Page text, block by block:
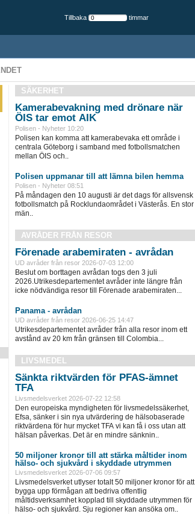
Tillbaka timmar
SÄKERHET
Kamerabevakning med drönare när
ÖIS tar emot AIK
Polisen - Nyheter 10:20
Polisen kan komma att kamerabevaka ett område i
centrala Göteborg i samband med fotbollsmatchen
mellan ÖIS och..
Polisen uppmanar till att lämna bilen hemma
Polisen - Nyheter 08:51
På måndagen den 10 augusti är det dags för allsvensk
fotbollsmatch på Rocklundaområdet i Västerås. En stor
män..
AVRÅDER FRÅN RESOR
Förenade arabemiraten - avrådan
UD avråder från resor 2026-07-03 12:00
Beslut om borttagen avrådan togs den 3 juli
2026.Utrikesdepartementet avråder inte längre från
icke nödvändiga resor till Förenade arabemiraten...
Panama - avrådan
UD avråder från resor 2026-06-25 14:47
Utrikesdepartementet avråder från alla resor inom ett
avstånd av 20 km från gränsen till Colombia...
LIVSMEDEL
Sänkta riktvärden för PFAS-ämnet
TFA
Livsmedelsverket 2026-07-22 12:58
Den europeiska myndigheten för livsmedelssäkerhet,
Efsa, sänker i sin nya utvärdering de hälsobaserade
riktvärdena för hur mycket TFA vi kan få i oss utan att
hälsan påverkas. Det är en mindre sänknin..
50 miljoner kronor till att stärka måltider inom
hälso- och sjukvård i skyddade utrymmen
Livsmedelsverket 2026-07-06 09:57
Livsmedelsverket utlyser totalt 50 miljoner kronor för att
bygga upp förmågan att bedriva offentlig
måltidsverksamhet kopplad till skyddade utrymmen för
hälso- och sjukvård. Sju regioner kan ansöka om..